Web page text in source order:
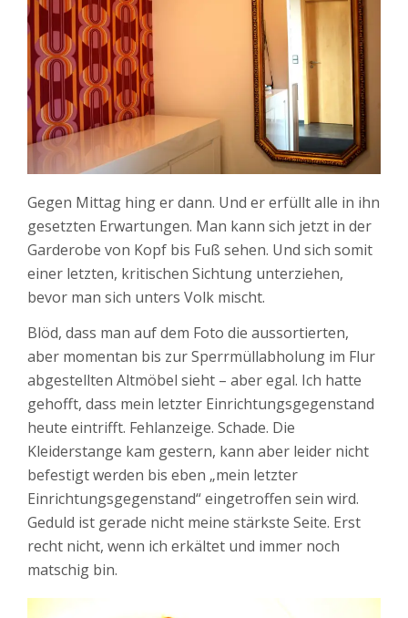
Gegen Mittag hing er dann. Und er erfüllt alle in ihn
gesetzten Erwartungen. Man kann sich jetzt in der
Garderobe von Kopf bis Fuß sehen. Und sich somit
einer letzten, kritischen Sichtung unterziehen,
bevor man sich unters Volk mischt.
Blöd, dass man auf dem Foto die aussortierten,
aber momentan bis zur Sperrmüllabholung im Flur
abgestellten Altmöbel sieht – aber egal. Ich hatte
gehofft, dass mein letzter Einrichtungsgegenstand
heute eintrifft. Fehlanzeige. Schade. Die
Kleiderstange kam gestern, kann aber leider nicht
befestigt werden bis eben „mein letzter
Einrichtungsgegenstand“ eingetroffen sein wird.
Geduld ist gerade nicht meine stärkste Seite. Erst
recht nicht, wenn ich erkältet und immer noch
matschig bin.